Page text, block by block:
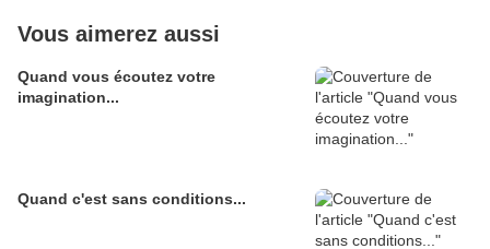
Vous aimerez aussi
Quand vous écoutez votre
imagination...
Quand c'est sans conditions...